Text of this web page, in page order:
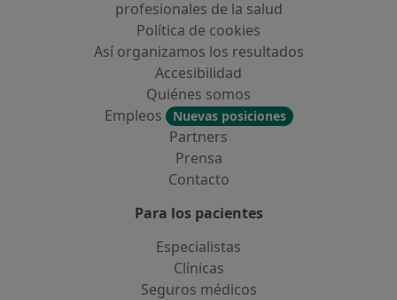
profesionales de la salud
Política de cookies
Así organizamos los resultados
Accesibilidad
Quiénes somos
Empleos
Nuevas posiciones
Partners
Prensa
Contacto
Para los pacientes
Especialistas
Clínicas
Seguros médicos